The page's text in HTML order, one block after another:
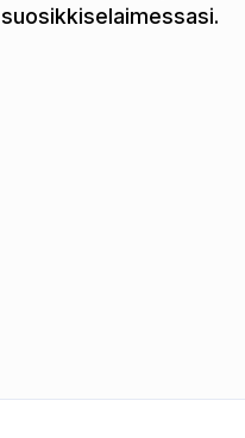
suosikkiselaimessasi.